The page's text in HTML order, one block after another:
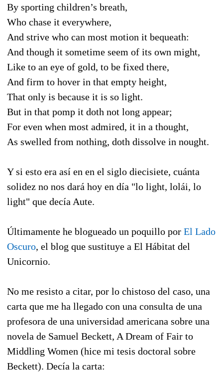
By sporting children’s breath,
Who chase it everywhere,
And strive who can most motion it bequeath:
And though it sometime seem of its own might,
Like to an eye of gold, to be fixed there,
And firm to hover in that empty height,
That only is because it is so light.
But in that pomp it doth not long appear;
For even when most admired, it in a thought,
As swelled from nothing, doth dissolve in nought.
Y si esto era así en en el siglo diecisiete, cuánta
solidez no nos dará hoy en día "lo light, lolái, lo
light" que decía Aute.
Últimamente he blogueado un poquillo por El Lado
Oscuro, el blog que sustituye a El Hábitat del
Unicornio.
No me resisto a citar, por lo chistoso del caso, una
carta que me ha llegado con una consulta de una
profesora de una universidad americana sobre una
novela de Samuel Beckett, A Dream of Fair to
Middling Women (hice mi tesis doctoral sobre
Beckett). Decía la carta: